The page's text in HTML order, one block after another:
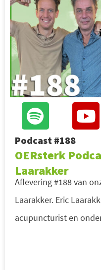
Podcast #188
OERsterk
Laarakker
Aflevering #188 van
Laarakker. Eric
acupuncturist en